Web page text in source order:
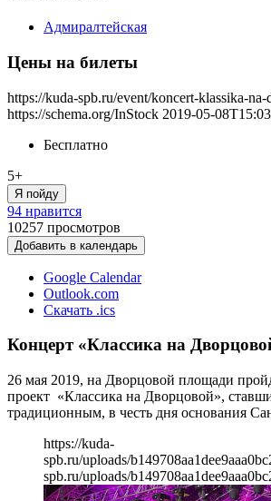
Адмиралтейская
Цены на билеты
https://kuda-spb.ru/event/koncert-klassika-
https://schema.org/InStock 2019-05-
Бесплатно
5+
Я пойду
94 нравится
10257 просмотров
Добавить в календарь
Google Calendar
Outlook.com
Скачать .ics
Концерт «Классика на
26 мая 2019, на Дворцовой площади
проект «Классика на Дворцовой»,
традиционным, в честь дня основания
https://kuda-
spb.ru/uploads/
spb.ru/uploads/